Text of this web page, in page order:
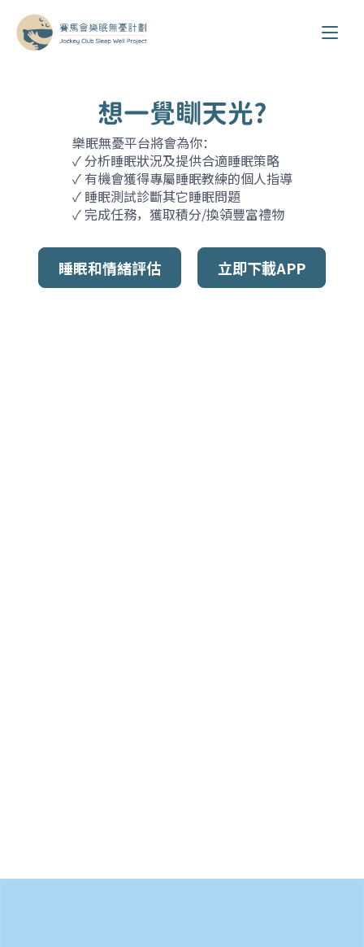
想一覺瞓天光?
樂眠無憂平台將會為你：
✓ 分析睡眠狀況及提供合適睡眠策略
✓ 有機會獲得專屬睡眠教練的個人指導
✓ 睡眠測試診斷其它睡眠問題
✓ 完成任務，獲取積分/換領豐富禮物
睡眠和情緒評估 立即下載APP